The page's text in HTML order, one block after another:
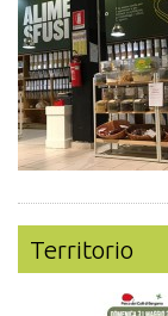
Territorio